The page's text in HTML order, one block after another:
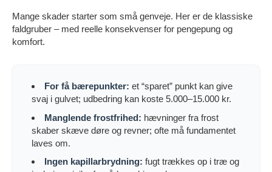
Mange skader starter som små genveje. Her er de klassiske
faldgruber – med reelle konsekvenser for pengepung og
komfort.
For få bærepunkter: et “sparet” punkt kan give
svaj i gulvet; udbedring kan koste 5.000–15.000 kr.
Manglende frostfrihed: hævninger fra frost
skaber skæve døre og revner; ofte må fundamentet
laves om.
Ingen kapillarbrydning: fugt trækkes op i træ og